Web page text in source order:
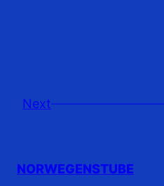
Next
NORWEGENSTUBE